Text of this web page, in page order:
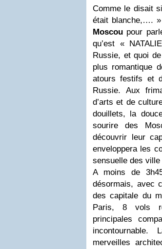
Comme le disait
était blanche,…. »
Moscou pour
qu’est «
Russie, et quoi
plus romantique
atours festifs et
Russie. Aux
d’arts et de
douillets, la
sourire des
découvrir leur
enveloppera les
sensuelle des
A moins de
désormais, avec
des capitale du
Paris, 8 vols
principales
merveilles